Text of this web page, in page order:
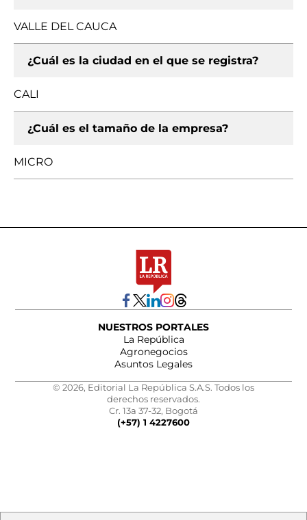
VALLE DEL CAUCA
¿Cuál es la ciudad en el que se registra?
CALI
¿Cuál es el tamaño de la empresa?
MICRO
NUESTROS PORTALES
La República
Agronegocios
Asuntos Legales
© 2026, Editorial La República S.A.S. Todos los
derechos reservados.
Cr. 13a 37-32, Bogotá
(+57) 1 4227600